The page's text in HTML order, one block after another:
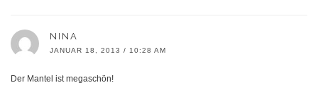
NINA
JANUAR 18, 2013 / 10:28 AM
Der Mantel ist megaschön!